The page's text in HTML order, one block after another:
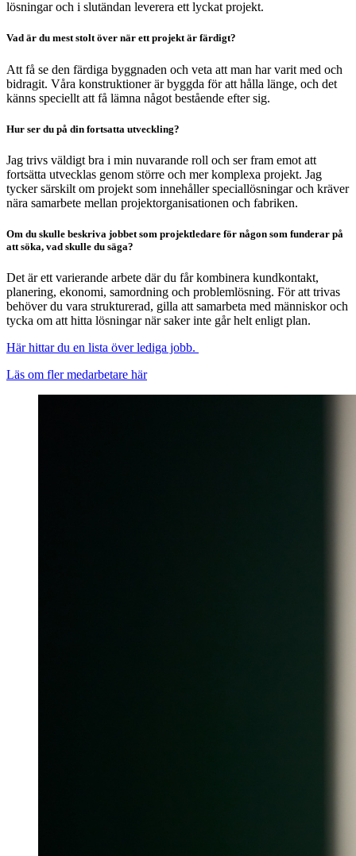
lösningar och i slutändan leverera ett lyckat projekt.
Vad är du mest stolt över när ett projekt är färdigt?
Att få se den färdiga byggnaden och veta att man har varit med och
bidragit. Våra konstruktioner är byggda för att hålla länge, och det
känns speciellt att få lämna något bestående efter sig.
Hur ser du på din fortsatta utveckling?
Jag trivs väldigt bra i min nuvarande roll och ser fram emot att
fortsätta utvecklas genom större och mer komplexa projekt. Jag
tycker särskilt om projekt som innehåller speciallösningar och kräver
nära samarbete mellan projektorganisationen och fabriken.
Om du skulle beskriva jobbet som projektledare för någon som funderar på
att söka, vad skulle du säga?
Det är ett varierande arbete där du får kombinera kundkontakt,
planering, ekonomi, samordning och problemlösning. För att trivas
behöver du vara strukturerad, gilla att samarbeta med människor och
tycka om att hitta lösningar när saker inte går helt enligt plan.
Här hittar du en lista över lediga jobb.
Läs om fler medarbetare här